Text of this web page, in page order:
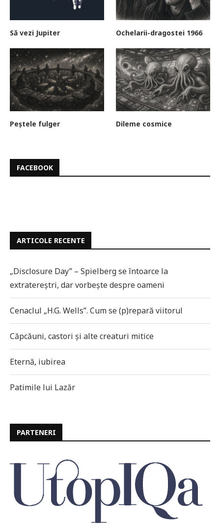
Să vezi Jupiter Ochelarii-dragostei 1966
Peștele fulger Dileme cosmice
FACEBOOK
ARTICOLE RECENTE
„Disclosure Day” – Spielberg se întoarce la
extratereștri, dar vorbește despre oameni
Cenaclul „H.G. Wells”. Cum se (p)repară viitorul
Căpcăuni, castori și alte creaturi mitice
Eternă, iubirea
Patimile lui Lazăr
PARTENERI